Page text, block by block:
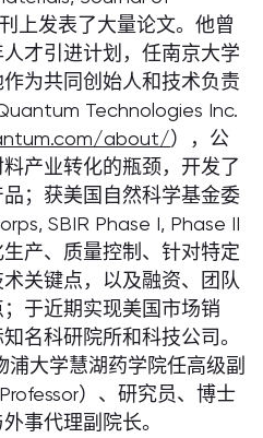
上发表了大量论文。他曾
才引进计划，任南京大学
为共同创始人和技术负责
Technologies Inc.
about/），公
产业转化的瓶颈，开发了
；获美国自然科学基金委
SBIR Phase I, Phase II
产、质量控制、针对特定
关键点，以及融资、团队
于近期实现美国市场销
名科研院所和科技公司。
大学慧湖药学院任高级副
）、研究员、博士
事代理副院长。